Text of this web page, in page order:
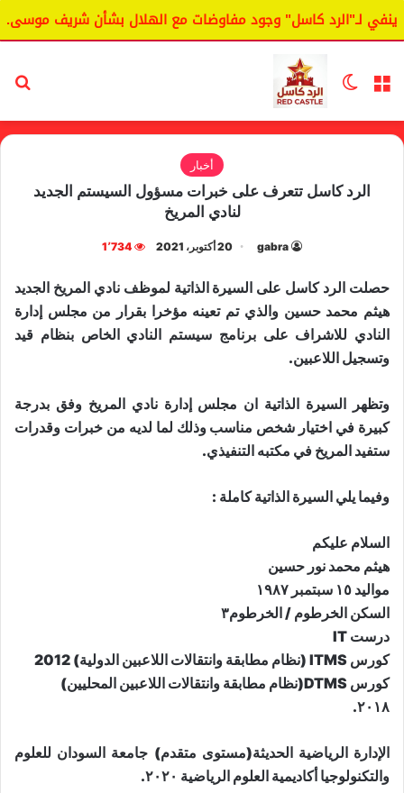
لـ"الرد كاسل" وجود مفاوضات مع الهلال بشأن شريف موسى.
القائمة الوضع المظلم
أخبار
الرد كاسل تتعرف على خبرات مسؤول السيستم الجديد
لنادي المريخ
gabra 20 أكتوبر، 2021 1٬734
حصلت الرد كاسل على السيرة الذاتية لموظف نادي المريخ الجديد
هيثم محمد حسين والذي تم تعينه مؤخرا بقرار من مجلس إدارة
النادي للاشراف على برنامج سيستم النادي الخاص بنظام قيد
وتسجيل اللاعبين.
وتظهر السيرة الذاتية ان مجلس إدارة نادي المريخ وفق بدرجة
كبيرة في اختيار شخص مناسب وذلك لما لديه من خبرات وقدرات
ستفيد المريخ في مكتبه التنفيذي.
وفيما يلي السيرة الذاتية كاملة :
السلام عليكم
هيثم محمد نور حسين
مواليد ١٥ سبتمبر ١٩٨٧
السكن الخرطوم / الخرطوم٣
درست IT
كورس ITMS (نظام مطابقة وانتقالات اللاعبين الدولية) 2012
كورس DTMS(نظام مطابقة وانتقالات اللاعبين المحليين)
٢٠١٨.
الإدارة الرياضية الحديثة(مستوى متقدم) جامعة السودان للعلوم
والتكنولوجيا أكاديمية العلوم الرياضية ٢٠٢٠.